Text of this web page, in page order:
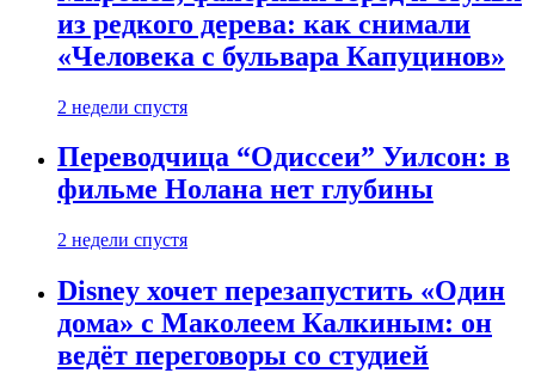
из редкого дерева: как снимали
«Человека с бульвара Капуцинов»
2 недели спустя
Переводчица “Одиссеи” Уилсон: в
фильме Нолана нет глубины
2 недели спустя
Disney хочет перезапустить «Один
дома» с Маколеем Калкиным: он
ведёт переговоры со студией